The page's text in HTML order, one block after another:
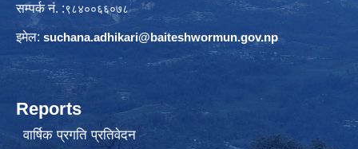
सम्पर्क नं. :९८४००६६०७८
इमेल: suchana.adhikari@baiteshwormun.gov.np
Reports
वार्षिक प्रगति प्रतिवेदन